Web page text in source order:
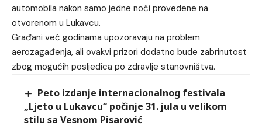
automobila nakon samo jedne noći provedene na
otvorenom u Lukavcu.
Građani već godinama upozoravaju na problem
aerozagađenja, ali ovakvi prizori dodatno bude zabrinutost
zbog mogućih posljedica po zdravlje stanovništva.
Peto izdanje internacionalnog festivala
„Ljeto u Lukavcu“ počinje 31. jula u velikom
stilu sa Vesnom Pisarović